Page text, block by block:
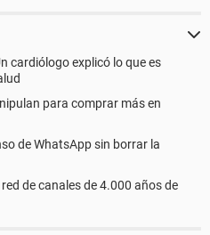
cardiólogo explicó lo que es
para comprar más en
de WhatsApp sin borrar la
de canales de 4.000 años de